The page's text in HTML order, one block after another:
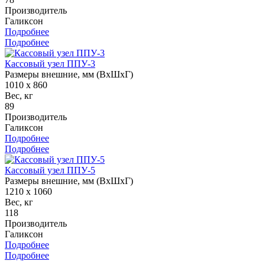
Производитель
Галиксон
Подробнее
Подробнее
Кассовый узел ППУ-3
Размеры внешние, мм (ВхШхГ)
1010 х 860
Вес, кг
89
Производитель
Галиксон
Подробнее
Подробнее
Кассовый узел ППУ-5
Размеры внешние, мм (ВхШхГ)
1210 х 1060
Вес, кг
118
Производитель
Галиксон
Подробнее
Подробнее